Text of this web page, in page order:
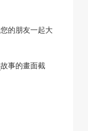
的朋友一起大
故事的畫面截